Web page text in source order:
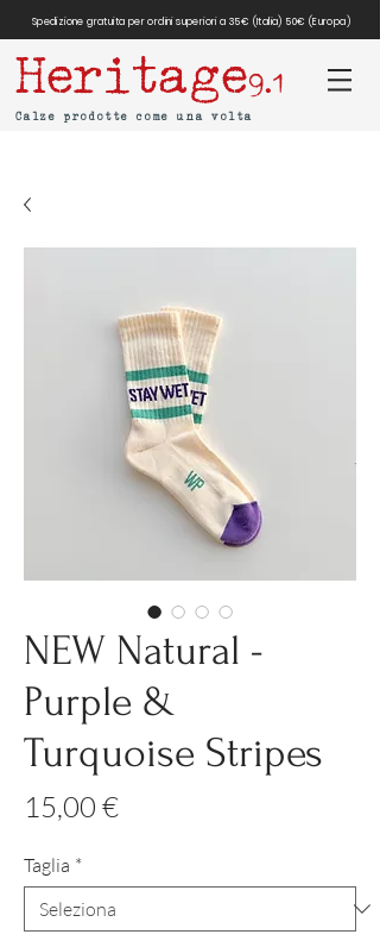
Spedizione gratuita per ordini superiori a 35€ (Italia) 50€ (Europa)
Heritage9.1
Calze prodotte come una volta
NEW Natural -
Purple &
Turquoise Stripes
15,00 €Prezzo
Taglia *